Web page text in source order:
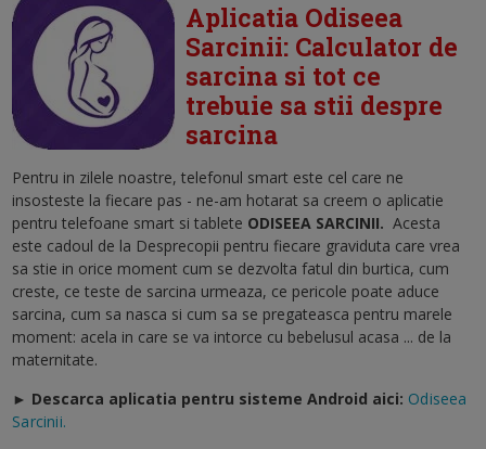
Aplicatia Odiseea
Sarcinii: Calculator de
sarcina si tot ce
trebuie sa stii despre
sarcina
Pentru in zilele noastre, telefonul smart este cel care ne
insosteste la fiecare pas - ne-am hotarat sa creem o aplicatie
pentru telefoane smart si tablete ODISEEA SARCINII. Acesta
este cadoul de la Desprecopii pentru fiecare graviduta care vrea
sa stie in orice moment cum se dezvolta fatul din burtica, cum
creste, ce teste de sarcina urmeaza, ce pericole poate aduce
sarcina, cum sa nasca si cum sa se pregateasca pentru marele
moment: acela in care se va intorce cu bebelusul acasa ... de la
maternitate.
► Descarca aplicatia pentru sisteme Android aici: Odiseea
Sarcinii.